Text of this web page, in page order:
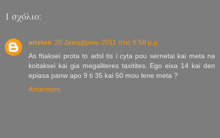
1 σχόλιο:
aristos 20 Δεκεμβρίου 2011 στις 6:58 μ.μ.
As ftiaksei prota to adsl tis i cyta pou sernetai kai meta na
koitaksei kai gia megaliteres taxitites. Ego eixa 14 kai den
epiasa panw apo 9 ti 35 kai 50 mou lene meta ?
Απάντηση